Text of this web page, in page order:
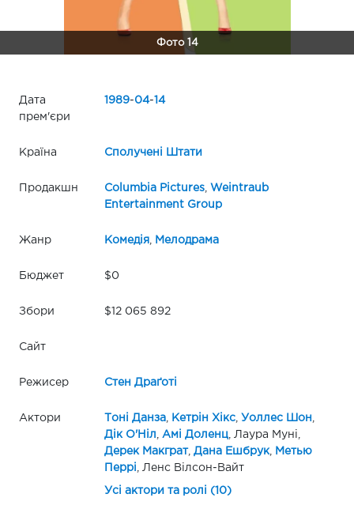
Фото 14
Дата
прем'єри
1989-04-14
Країна Сполучені Штати
Продакшн Columbia Pictures,
Weintraub
Entertainment Group
Жанр Комедія, Мелодрама
Бюджет $0
Збори $12 065 892
Сайт
Режисер Стен Драґоті
Актори Тоні Данза, Кетрін Хікс, Уоллес Шон
Дік О'Ніл
Амі Доленц, Лаура Муні,
Дерек Макграт, Дана Ешбрук,
Метью
Перрі , Ленс Вілсон-Вайт
Усі актори та ролі (10)